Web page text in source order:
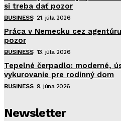
si treba dať pozor
BUSINESS 21. júla 2026
Práca v Nemecku cez
pozor
BUSINESS 13. júla 2026
Tepelné čerpadlo: moderné,
vykurovanie pre rodinný dom
BUSINESS 9. júna 2026
Newsletter